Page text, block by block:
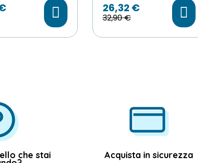
32,90 €
26,32 €
che stai Acquista in sicurezza